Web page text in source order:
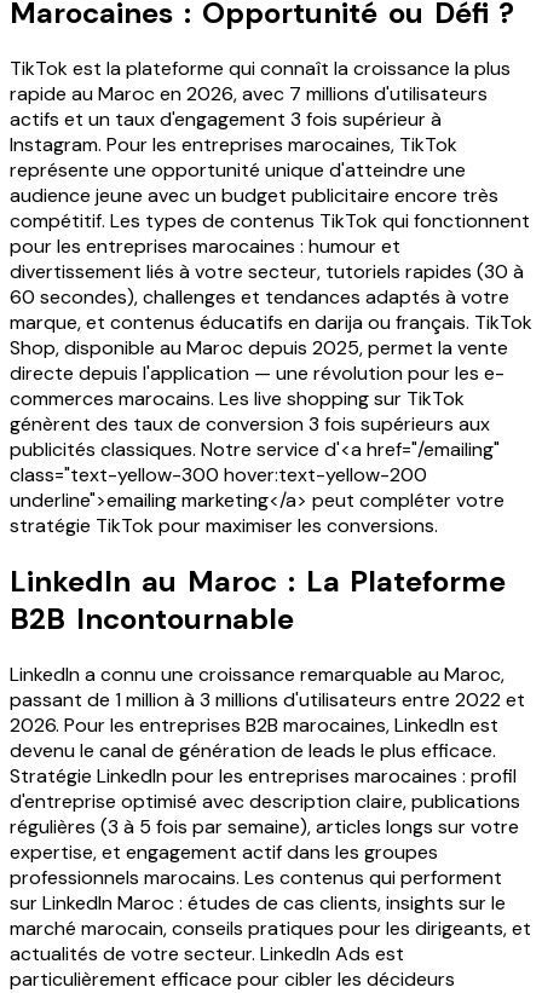
Marocaines : Opportunité ou Défi ?
TikTok est la plateforme qui connaît la croissance la plus
rapide au Maroc en 2026, avec 7 millions d'utilisateurs
actifs et un taux d'engagement 3 fois supérieur à
Instagram. Pour les entreprises marocaines, TikTok
représente une opportunité unique d'atteindre une
audience jeune avec un budget publicitaire encore très
compétitif. Les types de contenus TikTok qui fonctionnent
pour les entreprises marocaines : humour et
divertissement liés à votre secteur, tutoriels rapides (30 à
60 secondes), challenges et tendances adaptés à votre
marque, et contenus éducatifs en darija ou français. TikTok
Shop, disponible au Maroc depuis 2025, permet la vente
directe depuis l'application — une révolution pour les e-
commerces marocains. Les live shopping sur TikTok
génèrent des taux de conversion 3 fois supérieurs aux
publicités classiques. Notre service d'<a href="/emailing"
class="text-yellow-300 hover:text-yellow-200
underline">emailing marketing</a> peut compléter votre
stratégie TikTok pour maximiser les conversions.
LinkedIn au Maroc : La Plateforme
B2B Incontournable
LinkedIn a connu une croissance remarquable au Maroc,
passant de 1 million à 3 millions d'utilisateurs entre 2022 et
2026. Pour les entreprises B2B marocaines, LinkedIn est
devenu le canal de génération de leads le plus efficace.
Stratégie LinkedIn pour les entreprises marocaines : profil
d'entreprise optimisé avec description claire, publications
régulières (3 à 5 fois par semaine), articles longs sur votre
expertise, et engagement actif dans les groupes
professionnels marocains. Les contenus qui performent
sur LinkedIn Maroc : études de cas clients, insights sur le
marché marocain, conseils pratiques pour les dirigeants, et
actualités de votre secteur. LinkedIn Ads est
particulièrement efficace pour cibler les décideurs